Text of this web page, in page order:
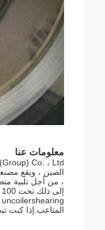
معلومات عنا
المتاعب.إذا كنت